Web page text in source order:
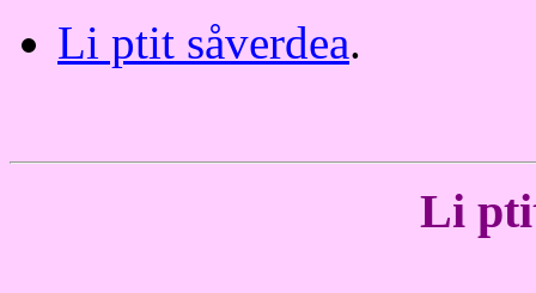
Li ptit såverdea.
Li